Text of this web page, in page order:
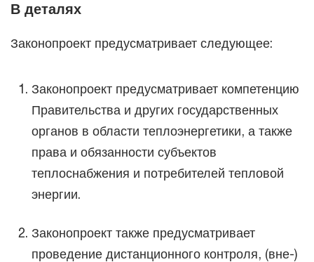
В деталях
Законопроект предусматривает следующее:
Законопроект предусматривает компетенцию
Правительства и других государственных
органов в области теплоэнергетики, а также
права и обязанности субъектов
теплоснабжения и потребителей тепловой
энергии.
Законопроект также предусматривает
проведение дистанционного контроля, (вне-)